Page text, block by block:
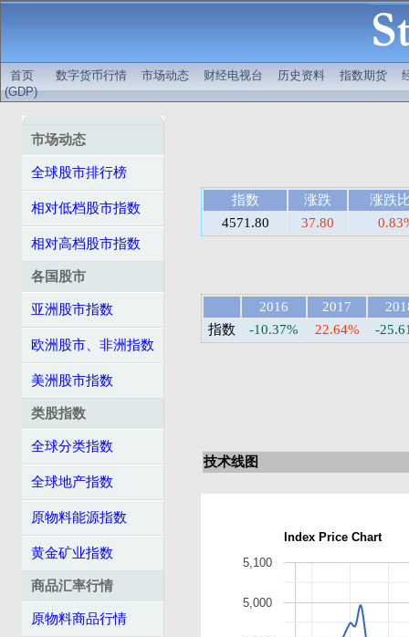
首页 数字货币行情 市场动态 财经电视台 历史资料 指数期货
(GDP)
市场动态
全球股市排行榜
相对低档股市指数
相对高档股市指数
各国股市
亚洲股市指数
欧洲股市、非洲指数
美洲股市指数
类股指数
全球分类指数
全球地产指数
原物料能源指数
黄金矿业指数
商品汇率行情
原物料商品行情
指数 涨跌
涨跌
4571.80
37.80
2016 2017
指数
-10.37% 22.64% -
技术线图
Index Price Chart
5,000
5,100